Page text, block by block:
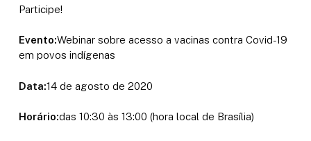
Participe!
Evento:Webinar sobre acesso a vacinas contra Covid-19
em povos indígenas
Data:14 de agosto de 2020
Horário:das 10:30 às 13:00 (hora local de Brasília)